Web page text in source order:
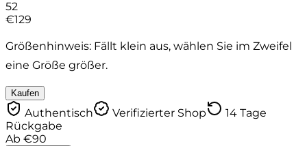
52
€129
Größenhinweis: Fällt klein aus, wählen Sie im Zweifel
eine Größe größer.
Kaufen
Authentisch Verifizierter Shop
14 Tage
Rückgabe
Ab €90